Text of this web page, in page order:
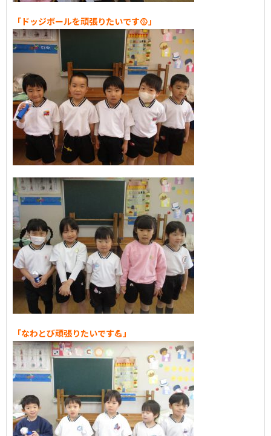
「ドッジボールを頑張りたいです🥎」
「なわとび頑張りたいです💪」